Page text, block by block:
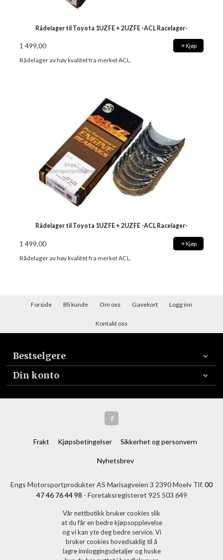
Rådelager til Toyota 1UZFE + 2UZFE -ACL Racelager-
1 499,00 Kjøp
Rådelager av høy kvalitet fra merket ACL.
Rådelager til Toyota 1UZFE + 2UZFE -ACL Racelager-
1 499,00 Kjøp
Rådelager av høy kvalitet fra merket ACL.
Forside Bli kunde Om oss Gavekort Logg inn
Kontakt oss
Bestselgere
Din konto
Frakt Kjøpsbetingelser Sikkerhet og personvern
Nyhetsbrev
Engs Motorsportprodukter AS Marisagveien 3 2390 Moelv Tlf.00
47 46 76 44 98 - Foretaksregisteret 925 503 649
Vår nettbutikk bruker cookies slik
at du får en bedre kjøpsopplevelse
og vi kan yte deg bedre service. Vi
bruker cookies hovedsaklig til å
lagre innloggingsdetaljer og huske